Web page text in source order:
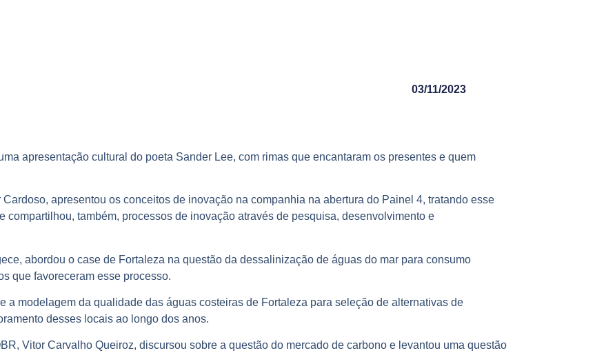
03/11/2023
apresentação cultural do poeta Sander Lee, com rimas que encantaram os presentes e quem
apresentou os conceitos de inovação na companhia na abertura do Painel 4, tratando esse
compartilhou, também, processos de inovação através de pesquisa, desenvolvimento e
abordou o case de Fortaleza na questão da dessalinização de águas do mar para consumo
que favoreceram esse processo.
a modelagem da qualidade das águas costeiras de Fortaleza para seleção de alternativas de
desses locais ao longo dos anos.
Vitor Carvalho Queiroz, discursou sobre a questão do mercado de carbono e levantou uma questão